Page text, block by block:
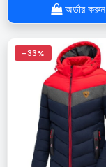
অর্ডার করুন
-33%